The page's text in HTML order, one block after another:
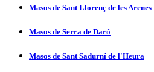
Masos de Sant Llorenç de les Arenes
Masos de Serra de Daró
Masos de Sant Sadurní­ de l'Heura